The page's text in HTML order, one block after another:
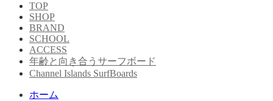
TOP
SHOP
BRAND
SCHOOL
ACCESS
年齢と向き合うサーフボード
Channel Islands SurfBoards
ホーム